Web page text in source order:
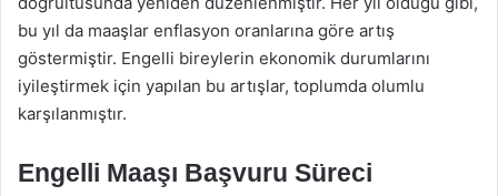
bu yıl da maaşlar enflasyon oranlarına göre artış
göstermiştir. Engelli bireylerin ekonomik durumlarını
iyileştirmek için yapılan bu artışlar, toplumda olumlu
karşılanmıştır.
Engelli Maaşı Başvuru Süreci